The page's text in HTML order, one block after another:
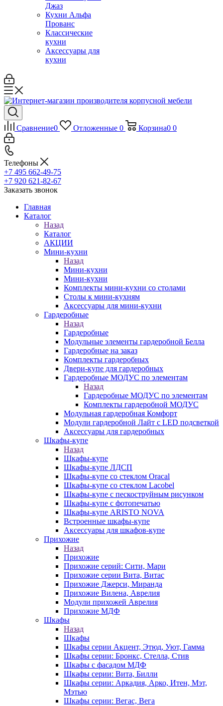
Джаз
Кухни Альфа
Прованс
Классические
кухни
Аксессуары для
кухни
Сравнение0 Отложенные 0 Корзина0 0
Телефоны
+7 495 662-49-75
+7 920 621-82-67
Заказать звонок
Главная
Каталог
Назад
Каталог
АКЦИИ
Мини-кухни
Назад
Мини-кухни
Мини-кухни
Комплекты мини-кухни со столами
Столы к мини-кухням
Аксессуары для мини-кухни
Гардеробные
Назад
Гардеробные
Модульные элементы гардеробной Белла
Гардеробные на заказ
Комплекты гардеробных
Двери-купе для гардеробных
Гардеробные МОДУС по элементам
Назад
Гардеробные МОДУС по элементам
Комплекты гардеробной МОДУС
Модульная гардеробная Комфорт
Модули гардеробной Лайт с LED подсветкой
Аксессуары для гардеробных
Шкафы-купе
Назад
Шкафы-купе
Шкафы-купе ЛДСП
Шкафы-купе со стеклом Oracal
Шкафы-купе со стеклом Lacobel
Шкафы-купе с пескоструйным рисунком
Шкафы-купе с фотопечатью
Шкафы-купе ARISTO NOVA
Встроенные шкафы-купе
Аксессуары для шкафов-купе
Прихожие
Назад
Прихожие
Прихожие серий: Сити, Мари
Прихожие серии Вита, Витас
Прихожие Джерси, Миранда
Прихожие Вилена, Аврелия
Модули прихожей Аврелия
Прихожие МДФ
Шкафы
Назад
Шкафы
Шкафы серии Акцент, Этюд, Уют, Гамма
Шкафы серии: Бронкс, Стелла, Стив
Шкафы с фасадом МДФ
Шкафы серии: Вита, Билли
Шкафы серии: Аркадия, Арко, Итен, Мэт,
Мэтью
Шкафы серии: Вегас, Вега